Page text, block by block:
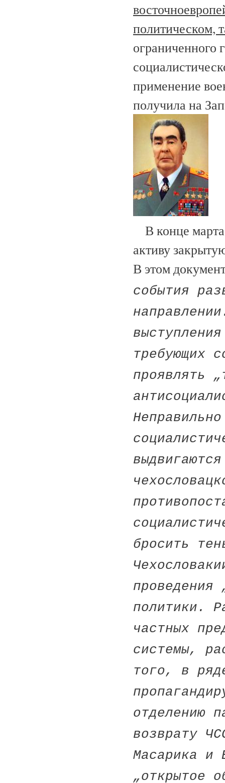
политическом,
ограниченного
применение
получила на
В конце
активу
В этом
события
требующих
проявлять
бросить
проведения
политики.
частных
системы,
того, в
отделению
возврату
Масарика и
„открытое